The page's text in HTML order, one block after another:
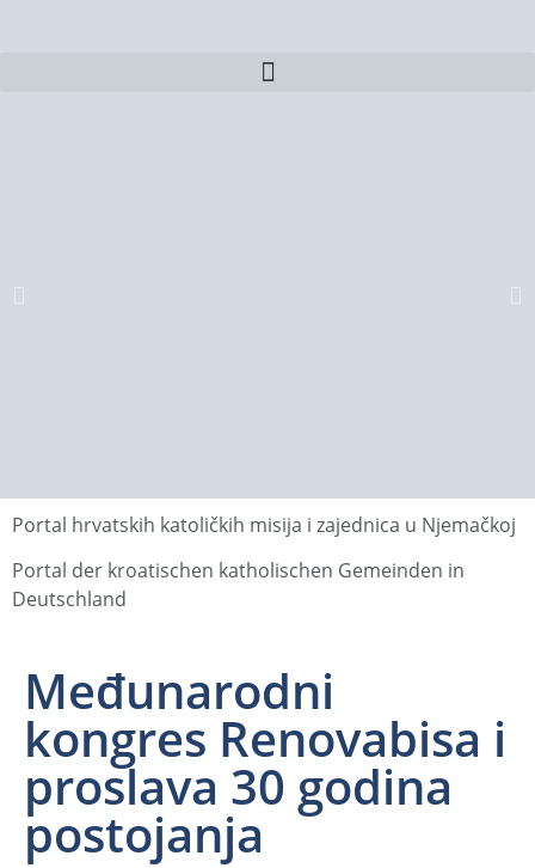
Portal hrvatskih katoličkih misija i zajednica u Njemačkoj
Portal der kroatischen katholischen Gemeinden in
Deutschland
Međunarodni
kongres Renovabisa i
proslava 30 godina
postojanja